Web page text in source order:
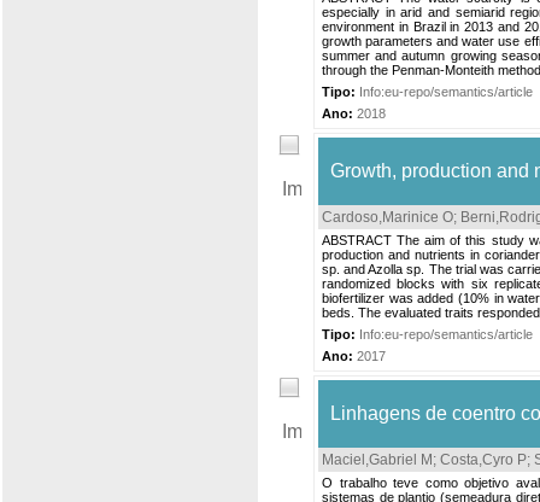
especially in arid and semiarid
environment in Brazil in 2013 and
growth parameters and water use
summer and autumn growing
through the Penman-Monteith
Tipo: Info:eu-repo/semantics/article
Ano: 2018
Growth, production and
Cardoso,Marinice O;
ABSTRACT The aim of this study
production and nutrients in
sp. and Azolla sp. The trial was
randomized blocks with six
biofertilizer was added (10% in
beds. The evaluated traits
Tipo: Info:eu-repo/semantics/article
Ano: 2017
Linhagens de coentro
Maciel,Gabriel M ; Costa,Cyro P;
O trabalho teve como objetivo
sistemas de plantio (semeadura